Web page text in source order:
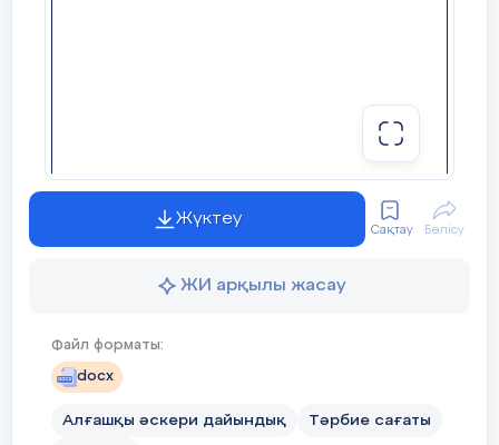
Жүктеу
Сақтау Бөлісу
ЖИ арқылы жасау
Файл форматы:
docx
Алғашқы әскери дайындық Тәрбие сағаты